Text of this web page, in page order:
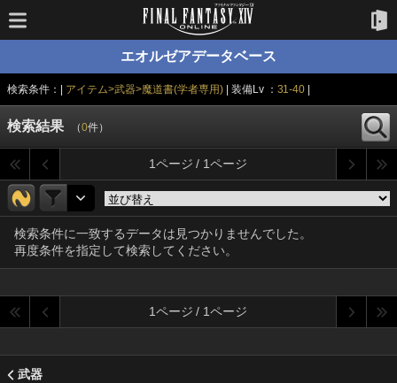
エオルゼアデータベース
検索条件：| アイテム>武器>魔道書(学者専用) | 装備Lv ： 31-40
検索結果 （0件）
1ページ / 1ページ
検索条件に一致するデータは見つかりませんでした。
再度条件を指定して検索してください。
1ページ / 1ページ
武器